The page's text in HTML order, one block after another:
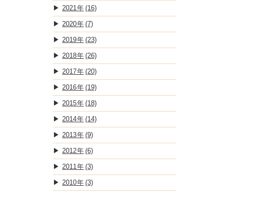
2021 (16)
2020 (7)
2019 (23)
2018 (26)
2017 (20)
2016 (19)
2015 (18)
2014 (14)
2013 (9)
2012 (6)
2011 (3)
2010 (3)